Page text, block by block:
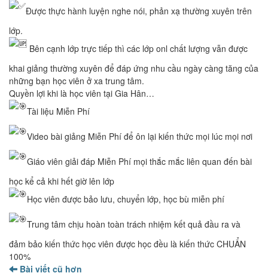
Được thực hành luyện nghe nói, phản xạ thường xuyên trên
lớp.
Bên cạnh lớp trực tiếp thì các lớp onl chất lượng vẫn được
khai giảng thường xuyên để đáp ứng nhu cầu ngày càng tăng của
những bạn học viên ở xa trung tâm.
Quyền lợi khi là học viên tại Gia Hân…
Tài liệu Miễn Phí
Video bài giảng Miễn Phí để ôn lại kiến thức mọi lúc mọi nơi
Giáo viên giải đáp Miễn Phí mọi thắc mắc liên quan đến bài
học kể cả khi hết giờ lên lớp
Học viên được bảo lưu, chuyển lớp, học bù miễn phí
Trung tâm chịu hoàn toàn trách nhiệm kết quả đầu ra và
đảm bảo kiến thức học viên được học đều là kiến thức CHUẨN
100%
Bài viết cũ hơn